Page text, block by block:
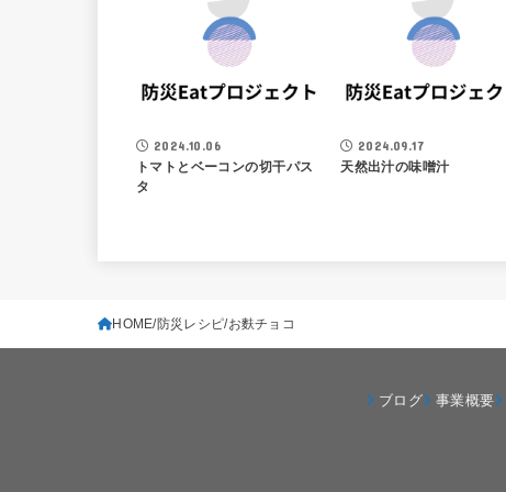
2024.10.06
トマトとベーコンの切干パス
タ
2024.09.17
天然出汁の味噌汁
HOME 防災レシピ お麩チョコ
ブログ 事業概要